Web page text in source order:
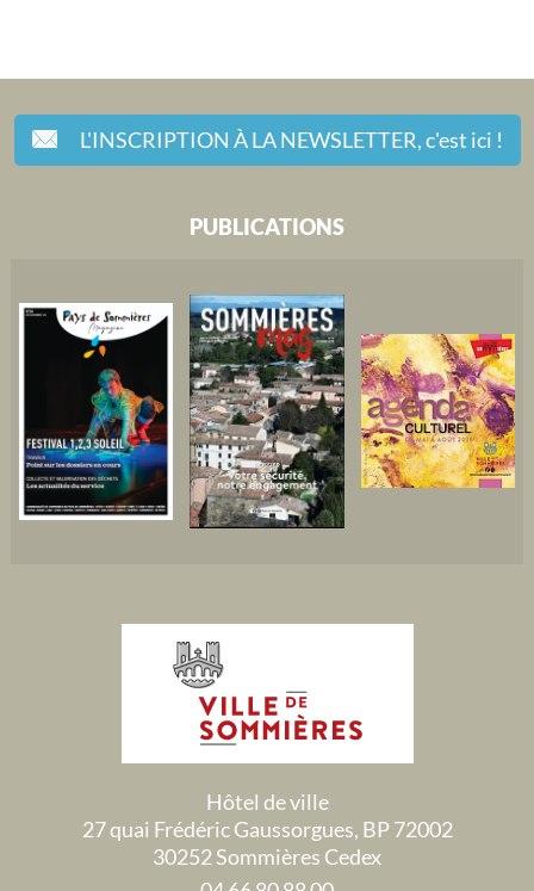
L'INSCRIPTION À LA NEWSLETTER,c'est ici !
PUBLICATIONS
Hôtel de ville
27 quai Frédéric Gaussorgues, BP 72002
30252 Sommières Cedex